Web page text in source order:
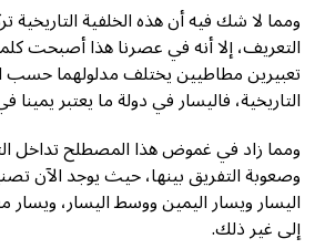
ومما لا شك فيه أن هذه الخلفية
التعريف، إلا أنه في عصرنا هذا أصبحت
تعبيرين مطاطيين يختلف مدلولهما حسب
التاريخية، فاليسار في دولة ما يعتبر
ومما زاد في غموض هذا المصطلح تداخل
وصعوبة التفريق بينها، حيث يوجد الآن
اليسار ويسار اليمين ووسط اليسار،
إلى غير ذلك.